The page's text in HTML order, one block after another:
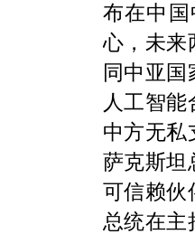
布在中
心，未来
同中亚
人工智
中方无私
萨克斯坦
可信赖伙
总统在